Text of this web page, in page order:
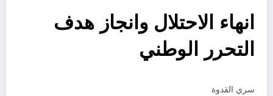
انهاء الاحتلال وانجاز هدف
التحرر الوطني
سري القدوة